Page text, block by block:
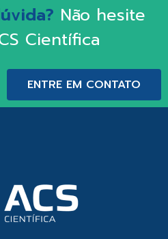
Não hesite
Científica
ENTRE EM CONTATO